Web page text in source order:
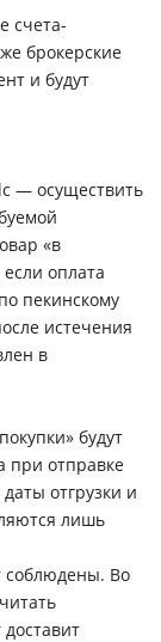
счета-
брокерские
и будут
— осуществить
«в
оплата
пекинскому
истечения
в
будут
при отправке
отгрузки и
лишь
соблюдены. Во